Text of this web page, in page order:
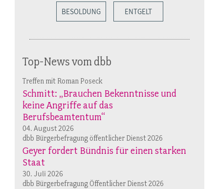
BESOLDUNG ENTGELT
Top-News vom dbb
Treffen mit Roman Poseck
Schmitt: „Brauchen Bekenntnisse und
keine Angriffe auf das
Berufsbeamtentum“
04. August 2026
dbb Bürgerbefragung öffentlicher Dienst 2026
Geyer fordert Bündnis für einen starken
Staat
30. Juli 2026
dbb Bürgerbefragung Öffentlicher Dienst 2026